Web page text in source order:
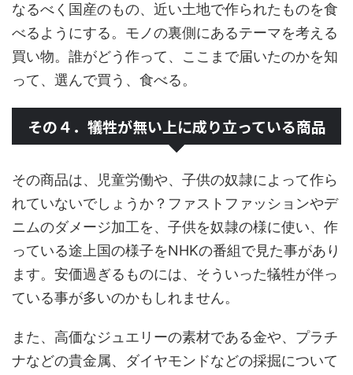
なるべく国産のもの、近い土地で作られたものを食
べるようにする。モノの裏側にあるテーマを考える
買い物。誰がどう作って、ここまで届いたのかを知
って、選んで買う、食べる。
その４．犠牲が無い上に成り立っている商品
その商品は、児童労働や、子供の奴隷によって作ら
れていないでしょうか？ファストファッションやデ
ニムのダメージ加工を、子供を奴隷の様に使い、作
っている途上国の様子をNHKの番組で見た事があり
ます。安価過ぎるものには、そういった犠牲が伴っ
ている事が多いのかもしれません。
また、高価なジュエリーの素材である金や、プラチ
ナなどの貴金属、ダイヤモンドなどの採掘について